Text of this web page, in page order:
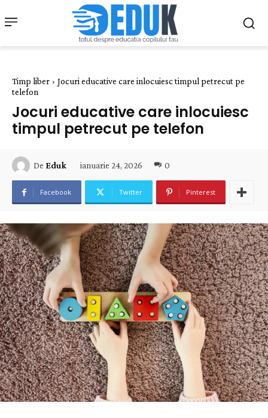
Timp liber
Jocuri educative care inlocuiesc timpul petrecut pe
telefon
Jocuri educative care inlocuiesc
timpul petrecut pe telefon
De Eduk ianuarie 24, 2026 0
Facebook Twitter Pinterest